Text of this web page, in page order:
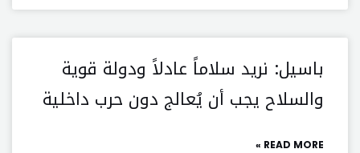
باسيل: نريد سلاماً عادلاً ودولة قوية
والسلاح يجب أن يُعالج دون حرب داخلية
READ MORE »